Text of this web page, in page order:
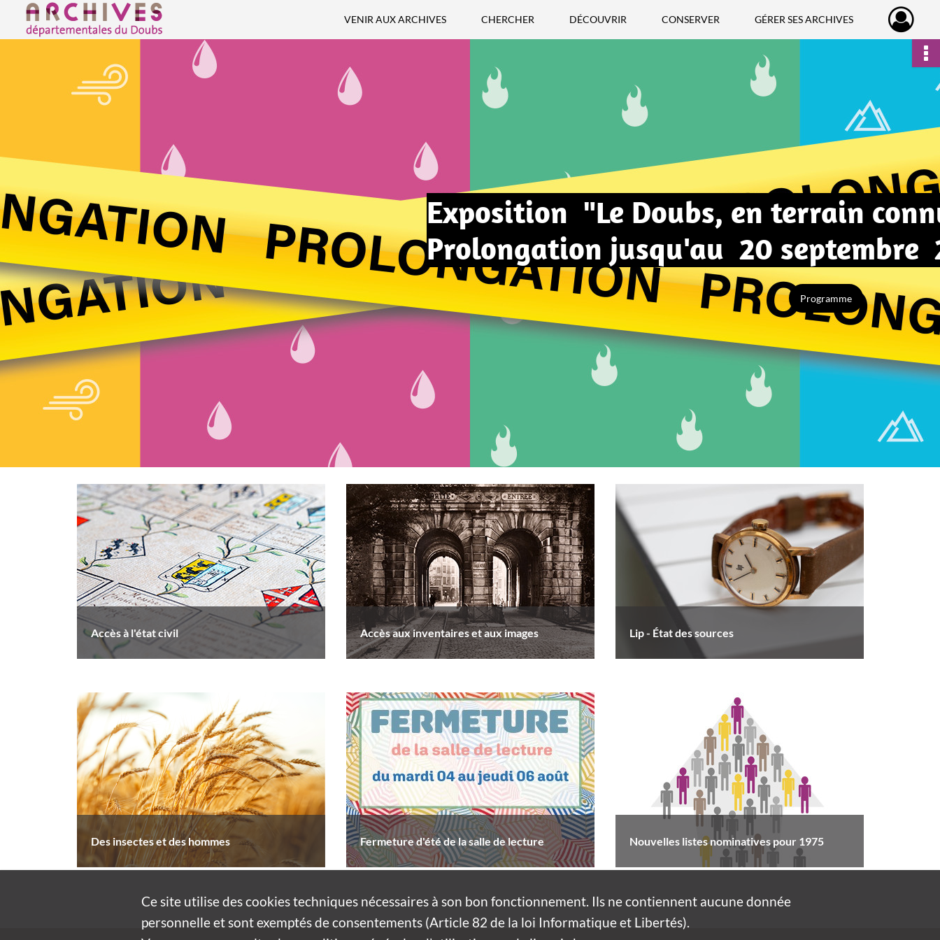
Archives départementales du Doubs VENIR AUX ARCHIVES CHERCHER DÉCOUVRIR CONSERVER GÉRER SES ARCHIVES
Exposition "Le Doubs, en terrain
Prolongation jusqu'au 20 septembre
Programme
Accès à l'état civil Accès aux inventaires et aux images Lip - État des sources
Des insectes et des hommes Fermeture d'été de la salle de lecture Nouvelles listes nominatives pour 1975
Ce site utilise descookiestechniques nécessaires à son bon fonctionnement. Ils ne contiennent aucune donnée
personnelle et sont exemptés de consentements (Article 82 de la loi Informatique et Libertés).